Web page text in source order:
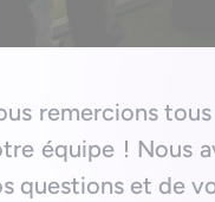
remercions
équipe ! Nous
questions et de